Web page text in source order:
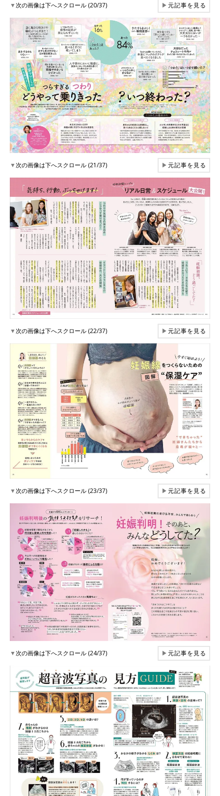
▼次の画像は下へスクロール (20/37) ▶元記事を見る
▼次の画像は下へスクロール (21/37) ▶元記事を見る
▼次の画像は下へスクロール (22/37) ▶元記事を見る
▼次の画像は下へスクロール (23/37) ▶元記事を見る
▼次の画像は下へスクロール (24/37) ▶元記事を見る